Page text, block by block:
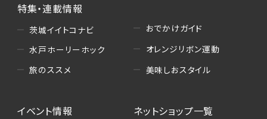
特集・連載情報
茨城イイトコナビ
水戸ホーリーホック
旅のススメ
おでかけガイド
オレンジリボン運動
美味しおスタイル
イベント情報
ネットショップ一覧